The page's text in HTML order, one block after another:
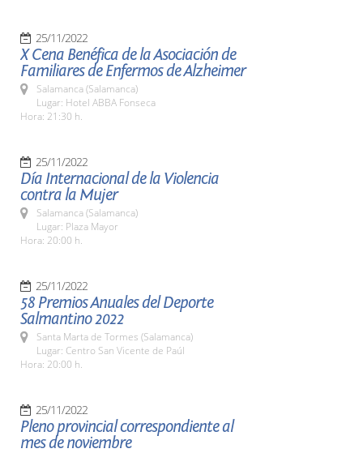
25/11/2022
X Cena Benéfica de la Asociación de
Familiares de Enfermos de Alzheimer
Salamanca (Salamanca)
Lugar: Hotel ABBA Fonseca
Hora: 21:30 h.
25/11/2022
Día Internacional de la Violencia
contra la Mujer
Salamanca (Salamanca)
Lugar: Plaza Mayor
Hora: 20:00 h.
25/11/2022
58 Premios Anuales del Deporte
Salmantino 2022
Santa Marta de Tormes (Salamanca)
Lugar: Centro San Vicente de Paúl
Hora: 20:00 h.
25/11/2022
Pleno provincial correspondiente al
mes de noviembre